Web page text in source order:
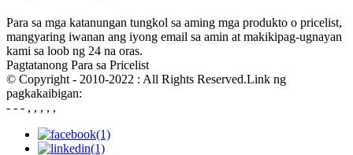
Para sa mga katanungan tungkol sa aming mga produkto o pricelist,
mangyaring iwanan ang iyong email sa amin at makikipag-ugnayan
kami sa loob ng 24 na oras.
Pagtatanong Para sa Pricelist
© Copyright - 2010-2022 : All Rights Reserved.Link ng
pagkakaibigan:
- - - , , , , ,